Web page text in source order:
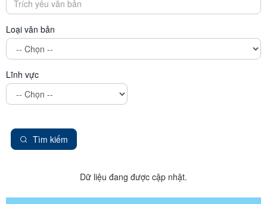
Loại văn bản
Lĩnh vực
Tìm kiếm
Dữ liệu đang được cập nhật.